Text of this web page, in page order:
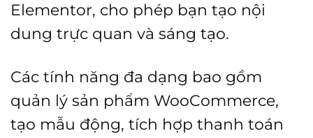
Elementor, cho phép bạn tạo nội
dung trực quan và sáng tạo.
Các tính năng đa dạng bao gồm
quản lý sản phẩm WooCommerce,
tạo mẫu động, tích hợp thanh toán